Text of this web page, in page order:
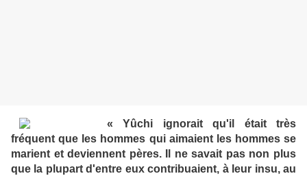
«Yûchi ignorait qu'il était très
fréquent que les hommes qui aimaient les hommes se
marient et deviennent pères. Il ne savait pas non plus
que la plupart d'entre eux contribuaient, à leur insu, au